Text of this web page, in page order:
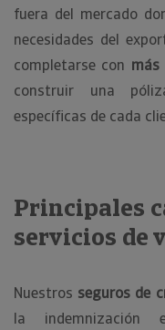
fuera del mercado
necesidades del
completarse con más
construir una
específicas de cada
Principales
servicios de
Nuestros seguros de
la indemnización